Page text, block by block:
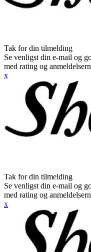
Tak for din tilmelding
Se venligst din e-mail og
med rating og
x
Tak for din tilmelding
Se venligst din e-mail og
med rating og
x